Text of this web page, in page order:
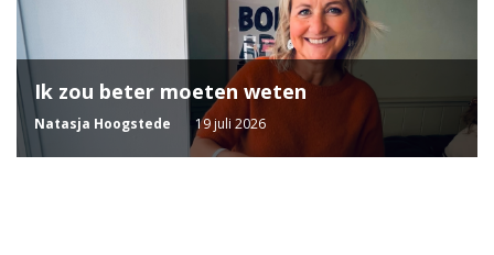
Ik zou beter moeten weten
Natasja Hoogstede 19 juli 2026